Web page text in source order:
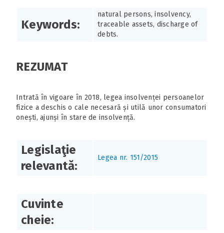
Keywords:
natural persons, insolvency,
traceable assets, discharge of
debts.
REZUMAT
Intrată în vigoare în 2018, legea insolvenței persoanelor
fizice a deschis o cale necesară și utilă unor consumatori
onești, ajunși în stare de insolvență.
Legislaţie
relevantă:
Legea nr. 151/2015
Cuvinte
cheie: